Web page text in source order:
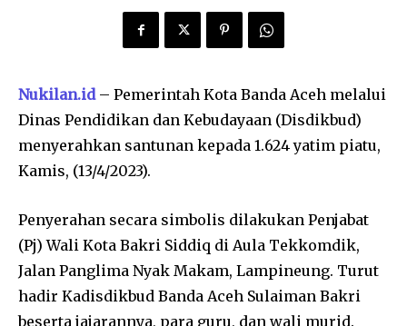
Nukilan.id– Pemerintah Kota Banda Aceh melalui
Dinas Pendidikan dan Kebudayaan (Disdikbud)
menyerahkan santunan kepada 1.624 yatim piatu,
Kamis, (13/4/2023).
Penyerahan secara simbolis dilakukan Penjabat
(Pj) Wali Kota Bakri Siddiq di Aula Tekkomdik,
Jalan Panglima Nyak Makam, Lampineung. Turut
hadir Kadisdikbud Banda Aceh Sulaiman Bakri
beserta jajarannya, para guru, dan wali murid.